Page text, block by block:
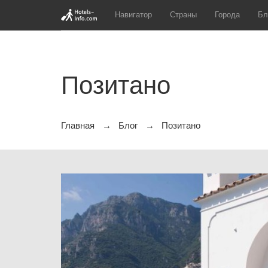
Навигатор Страны Города
Позитано
Главная Блог Позитано